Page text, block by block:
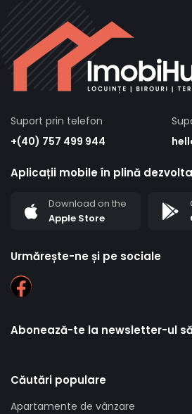
Suport prin telefon
+(40) 757 499 944
Aplicații mobile în plină
Download on the
Apple Store
Urmărește-ne și pe sociale
Abonează-te la newsletter-ul
Căutări populare
Apartamente de vânzare